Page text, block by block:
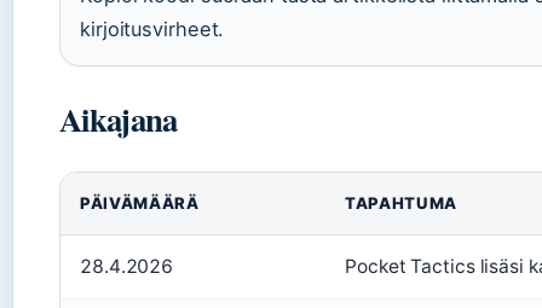
kirjoitusvirheet.
Aikajana
PÄIVÄMÄÄRÄ TAPAHTUMA
28.4.2026 Pocket Tactics lisäsi